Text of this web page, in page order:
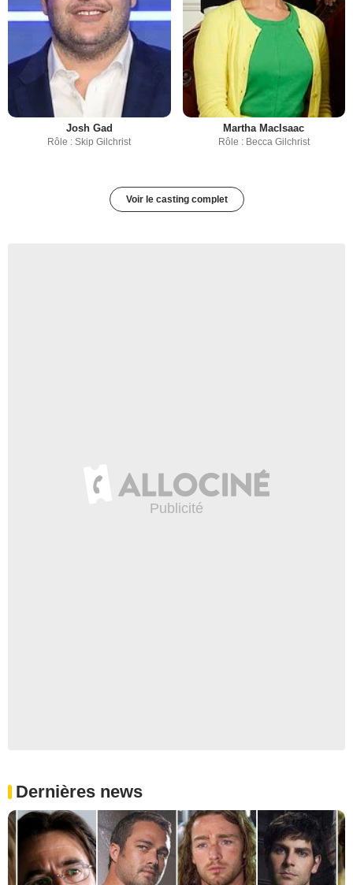
Josh Gad
Rôle : Skip Gilchrist
Martha MacIsaac
Rôle : Becca Gilchrist
Voir le casting complet
Dernières news